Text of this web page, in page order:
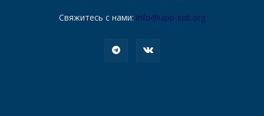
Свяжитесь с нами: info@iapp-spb.org